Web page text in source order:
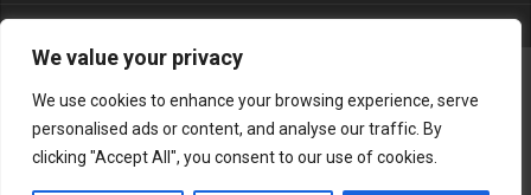
We value your privacy
We use cookies to enhance your browsing experience, serve
personalised ads or content, and analyse our traffic. By
clicking "Accept All", you consent to our use of cookies.
Seçim Sonuçları 2024
Gerçek Hayat © 2015. Her hakkı sakldır.